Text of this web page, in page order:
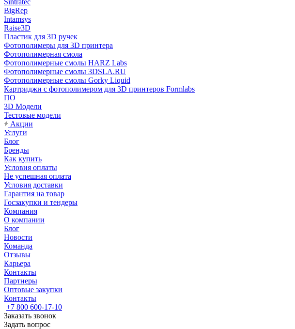
Sintratec
BigRep
Intamsys
Raise3D
Пластик для 3D ручек
Фотополимеры для 3D принтера
Фотополимерная смола
Фотополимерные смолы HARZ Labs
Фотополимерные смолы 3DSLA.RU
Фотополимерные смолы Gorky Liquid
Картриджи с фотополимером для 3D принтеров Formlabs
ПО
3D Модели
Тестовые модели
Акции
Услуги
Блог
Бренды
Как купить
Условия оплаты
Не успешная оплата
Условия доставки
Гарантия на товар
Госзакупки и тендеры
Компания
О компании
Блог
Новости
Команда
Отзывы
Карьера
Контакты
Партнеры
Оптовые закупки
Контакты
+7 800 600-17-10
Заказать звонок
Задать вопрос